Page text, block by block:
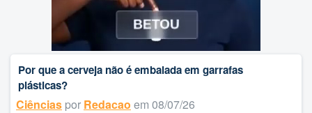
Por que a cerveja não é embalada em garrafas
plásticas?
Ciências por Redacao em 08/07/26